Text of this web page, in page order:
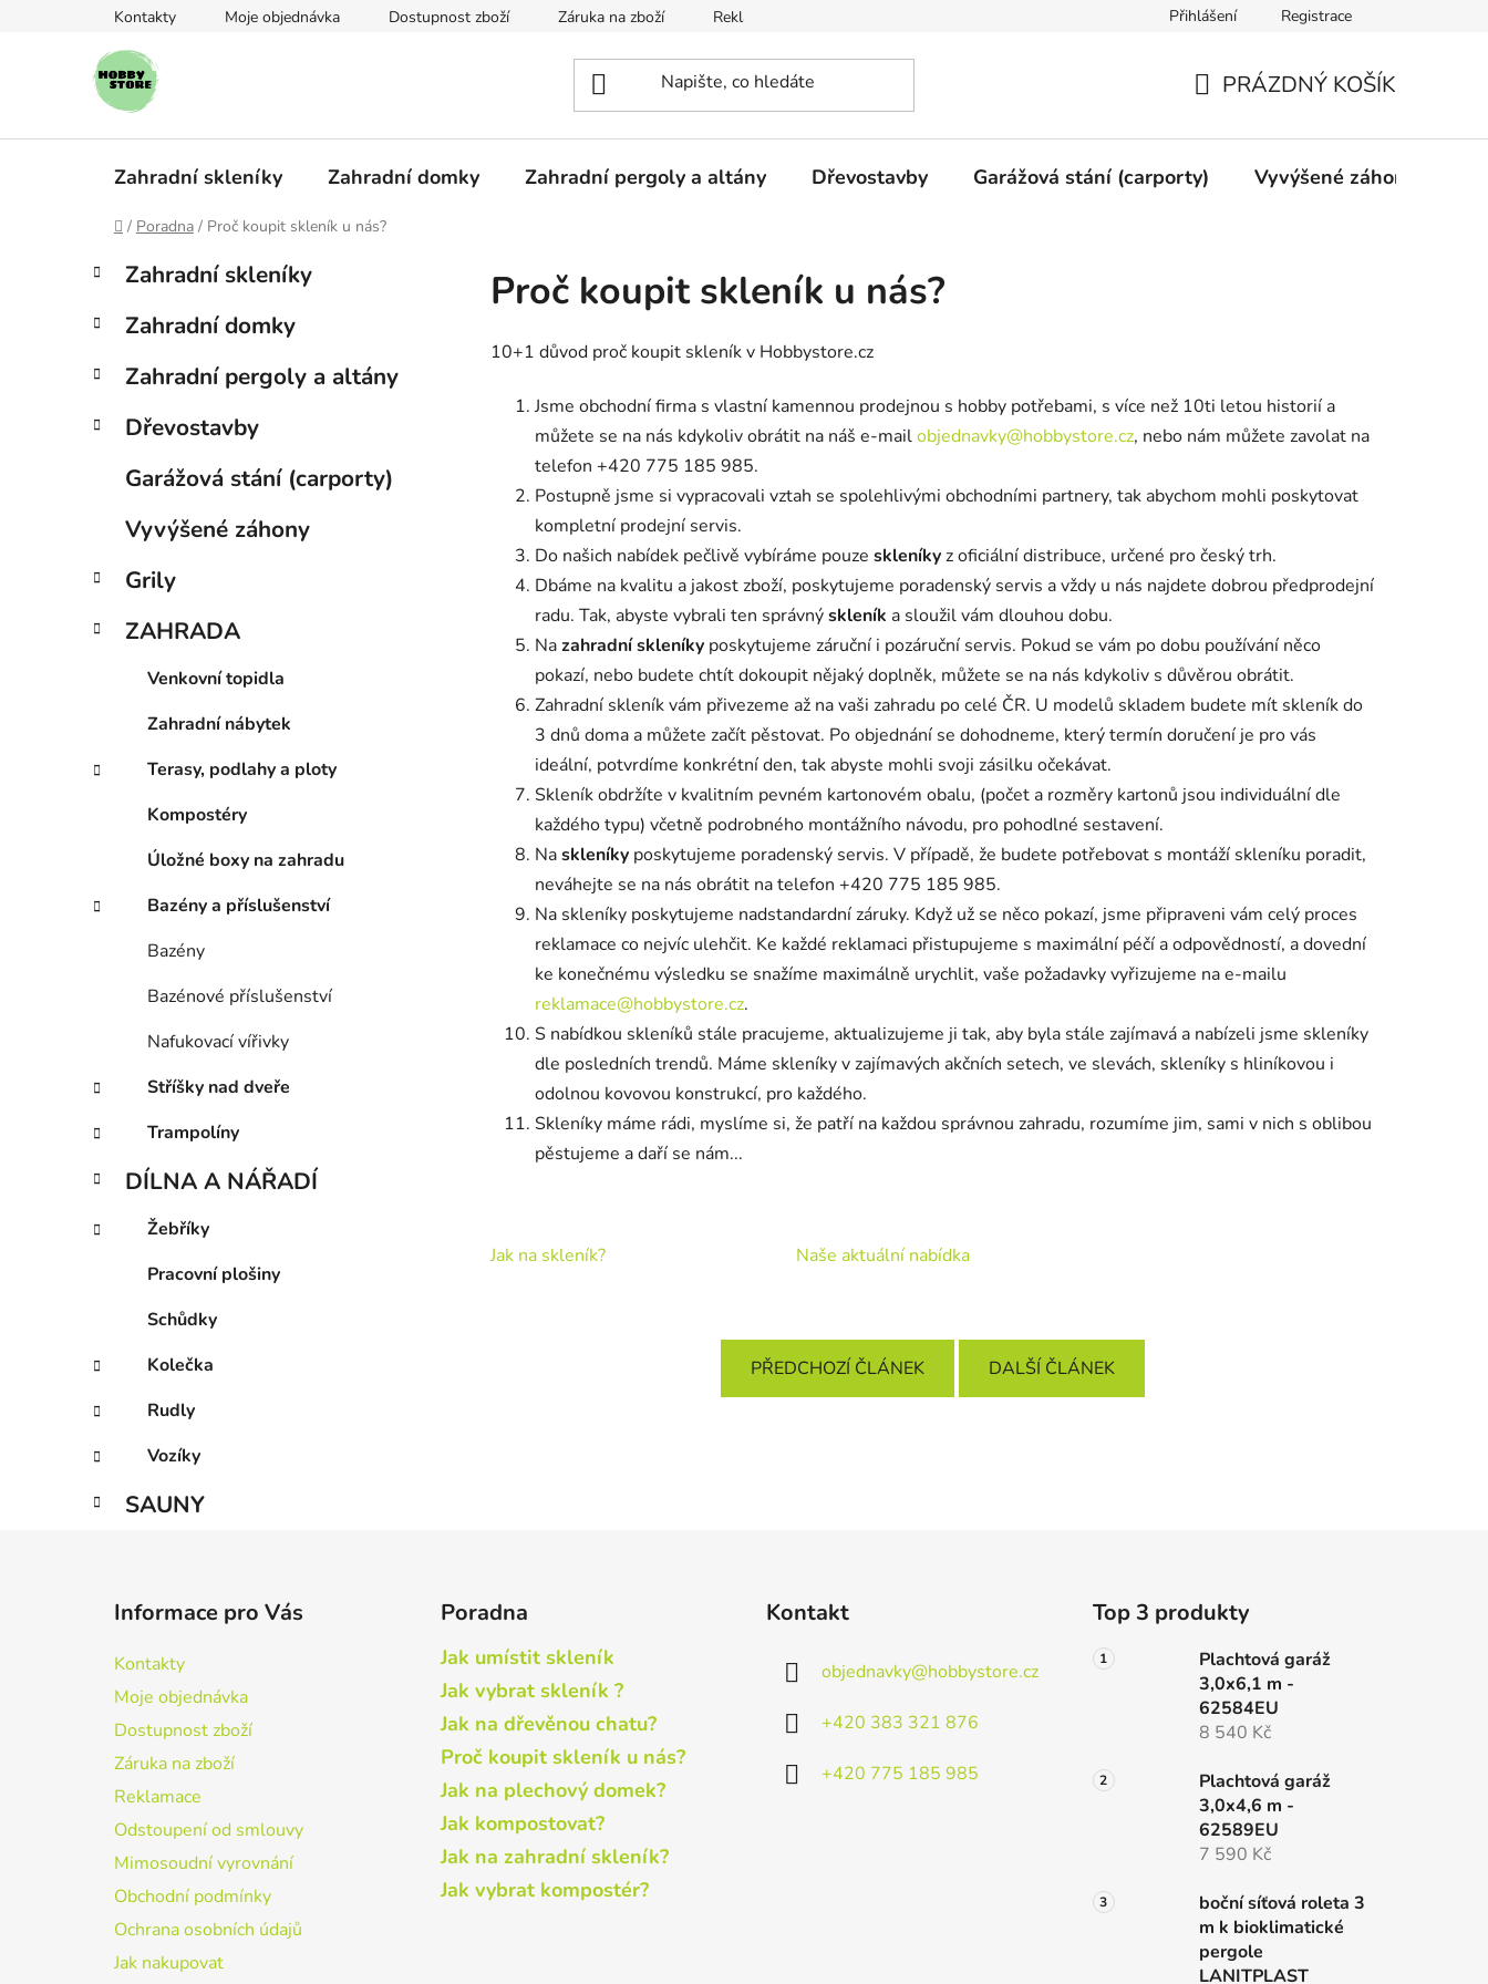
Kontakty Moje objednávka Dostupnost zboží Záruka na zboží Reklamace Mimosoudní vyrovnání Obchodní podmínky
Přihlášení Registrace
KOŠÍK
PRÁZDNÝ KOŠÍK
Zahradní skleníky Zahradní domky Zahradní pergoly a altány Dřevostavby Garážová stání (carporty) Vyvýšené záhony
Domů
/ Poradna / Proč koupit skleník u nás?
P
s
r
n
n
l
Přeskočit
kategorie
K
a
e
o
i
Zahradní skleníky
Zahradní domky
Zahradní pergoly a altány
Dřevostavby
Garážová stání (carporty)
Vyvýšené záhony
Grily
ZAHRADA
Venkovní topidla
Zahradní nábytek
Terasy, podlahy a ploty
Kompostéry
Úložné boxy na zahradu
Bazény a příslušenství
Bazény
Bazénové příslušenství
Nafukovací vířivky
Stříšky nad dveře
Trampolíny
DÍLNA A NÁŘADÍ
Žebříky
Pracovní plošiny
Schůdky
Kolečka
Rudly
Vozíky
SAUNY
Proč koupit skleník u nás?
10+1 důvod proč koupit skleník v Hobbystore.cz
Jsme obchodní firma s vlastní kamennou prodejnou s hobby potřebami, s více než 10ti letou historií a
můžete se na nás kdykoliv obrátit na náš e-mailobjednavky@hobbystore.cz, nebo nám můžete zavolat na
telefon +420 775 185 985.
Postupně jsme si vypracovali vztah se spolehlivými obchodními partnery, tak abychom mohli poskytovat
kompletní prodejní servis.
Do našich nabídek pečlivě vybíráme pouze skleníkyz oficiální distribuce, určené pro český trh.
Dbáme na kvalitu a jakost zboží, poskytujeme poradenský servis a vždy u nás najdete dobrou předprodejní
radu. Tak, abyste vybrali ten správnýskleník a sloužil vám dlouhou dobu.
Nazahradní skleníky poskytujeme záruční i pozáruční servis. Pokud se vám po dobu používání něco
pokazí, nebo budete chtít dokoupit nějaký doplněk, můžete se na nás kdykoliv s důvěrou obrátit.
Zahradní skleník vám přivezeme až na vaši zahradu po celé ČR. U modelů skladem budete mít skleník do
3 dnů doma a můžete začít pěstovat. Po objednání se dohodneme, který termín doručení je pro vás
ideální, potvrdíme konkrétní den, tak abyste mohli svoji zásilku očekávat.
Skleník obdržíte v kvalitním pevném kartonovém obalu, (počet a rozměry kartonů jsou individuální dle
každého typu) včetně podrobného montážního návodu, pro pohodlné sestavení.
Naskleníky poskytujeme poradenský servis. V případě, že budete potřebovat s montáží skleníku poradit,
neváhejte se na nás obrátit na telefon +420 775 185 985.
Na skleníky poskytujeme nadstandardní záruky. Když už se něco pokazí, jsme připraveni vám celý proces
reklamace co nejvíc ulehčit. Ke každé reklamaci přistupujeme s maximální péčí a odpovědností, a dovední
ke konečnému výsledku se snažíme maximálně urychlit, vaše požadavky vyřizujeme na e-mailu
reklamace@hobbystore.cz.
S nabídkou skleníků stále pracujeme, aktualizujeme ji tak, aby byla stále zajímavá a nabízeli jsme skleníky
dle posledních trendů. Máme skleníky v zajímavých akčních setech, ve slevách, skleníky s hliníkovou i
odolnou kovovou konstrukcí, pro každého.
Skleníky máme rádi, myslíme si, že patří na každou správnou zahradu, rozumíme jim, sami v nich s oblibou
pěstujeme a daří se nám...
Jak na skleník? Naše aktuální nabídka
PŘEDCHOZÍ ČLÁNEK DALŠÍ ČLÁNEK
Informace pro Vás
Kontakty
Moje objednávka
Dostupnost zboží
Záruka na zboží
Reklamace
Odstoupení od smlouvy
Mimosoudní vyrovnání
Obchodní podmínky
Ochrana osobních údajů
Jak nakupovat
Poradna
Jak umístit skleník
Jak vybrat skleník ?
Jak na dřevěnou chatu?
Proč koupit skleník u nás?
Jak na plechový domek?
Jak kompostovat?
Jak na zahradní skleník?
Jak vybrat kompostér?
Kontakt
objednavky@hobbystore.cz
+420 383 321 876
+420 775 185 985
Top 3 produkty
Plachtová garáž
3,0x6,1 m -
62584EU
8 540 Kč
Plachtová garáž
3,0x4,6 m -
62589EU
7 590 Kč
boční síťová roleta 3
m k bioklimatické
pergole
LANITPLAST